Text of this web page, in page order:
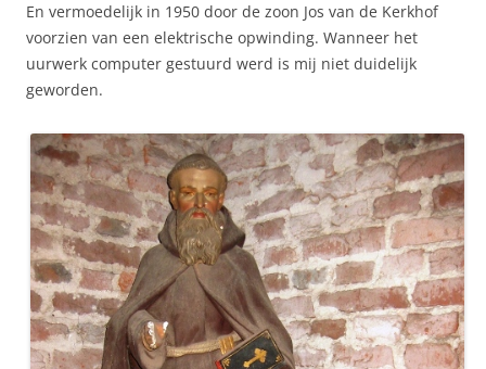
En vermoedelijk in 1950 door de zoon Jos van de Kerkhof
voorzien van een elektrische opwinding. Wanneer het
uurwerk computer gestuurd werd is mij niet duidelijk
geworden.